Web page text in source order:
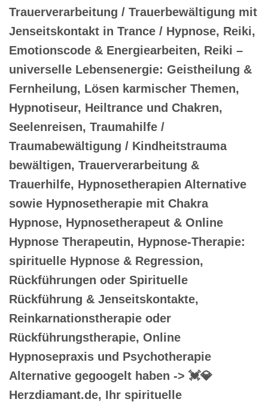
Trauerverarbeitung / Trauerbewältigung mit
Jenseitskontakt in Trance / Hypnose, Reiki,
Emotionscode & Energiearbeiten, Reiki –
universelle Lebensenergie: Geistheilung &
Fernheilung, Lösen karmischer Themen,
Hypnotiseur, Heiltrance und Chakren,
Seelenreisen, Traumahilfe /
Traumabewältigung / Kindheitstrauma
bewältigen, Trauerverarbeitung &
Trauerhilfe, Hypnosetherapien Alternative
sowie Hypnosetherapie mit Chakra
Hypnose, Hypnosetherapeut & Online
Hypnose Therapeutin, Hypnose-Therapie:
spirituelle Hypnose & Regression,
Rückführungen oder Spirituelle
Rückführung & Jenseitskontakte,
Reinkarnationstherapie oder
Rückführungstherapie, Online
Hypnosepraxis und Psychotherapie
Alternative gegoogelt haben -> 💓️💎
Herzdiamant.de, Ihr spirituelle